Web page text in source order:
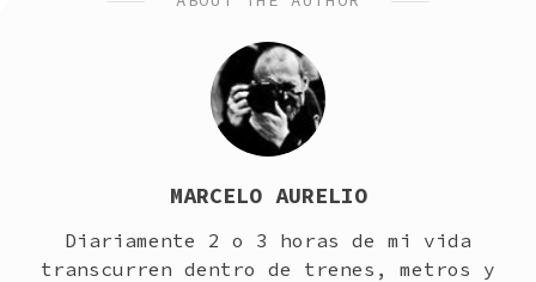
MARCELO AURELIO
Diariamente 2 o 3 horas de mi vida
transcurren dentro de trenes, metros y